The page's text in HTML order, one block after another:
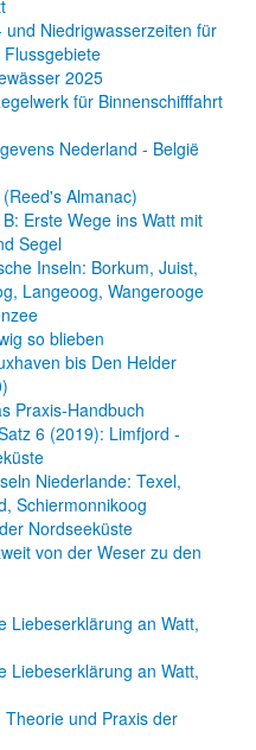
Niedrigwasserzeiten für
2025
für Binnenschifffahrt
Nederland - België
Almanac)
Erste Wege ins Watt mit
Segel
Inseln: Borkum, Juist,
Langeoog, Wangerooge
so blieben
bis Den Helder
Praxis-Handbuch
6 (2019): Limfjord -
Niederlande: Texel,
Schiermonnikoog
Nordseeküste
von der Weser zu den
Liebeserklärung an Watt,
Liebeserklärung an Watt,
und Praxis der